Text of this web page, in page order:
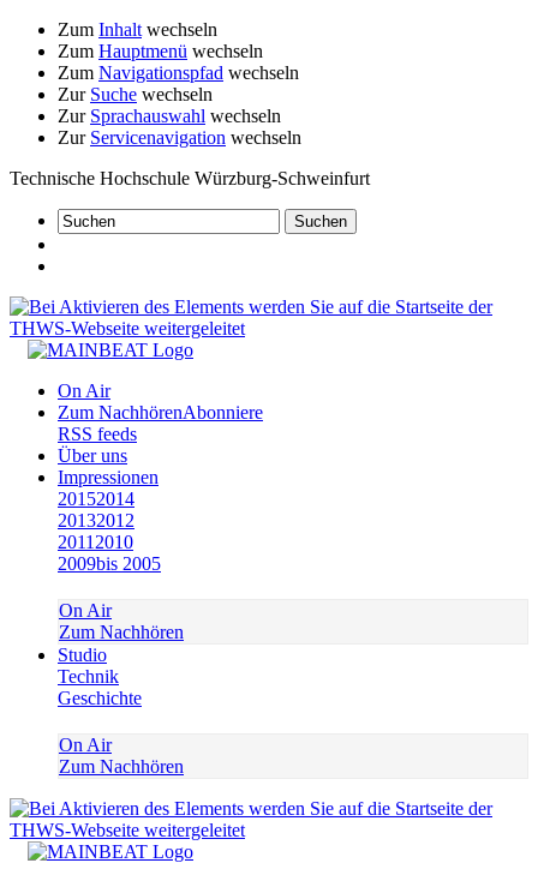
Zum Inhalt wechseln
Zum Hauptmenü wechseln
Zum Navigationspfad wechseln
Zur Suche wechseln
Zur Sprachauswahl wechseln
Zur Servicenavigation wechseln
Technische Hochschule Würzburg-Schweinfurt
On Air
Zum NachhörenAbonniere
RSS feeds
Über uns
Impressionen
20152014
20132012
2011 2010
2009bis 2005
On Air
Zum Nachhören
Studio
Technik
Geschichte
On Air
Zum Nachhören